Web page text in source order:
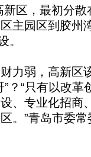
区，最初分散
主园区到胶州
。
弱，高新区
？“只有以改
、专业化招商
。”青岛市委